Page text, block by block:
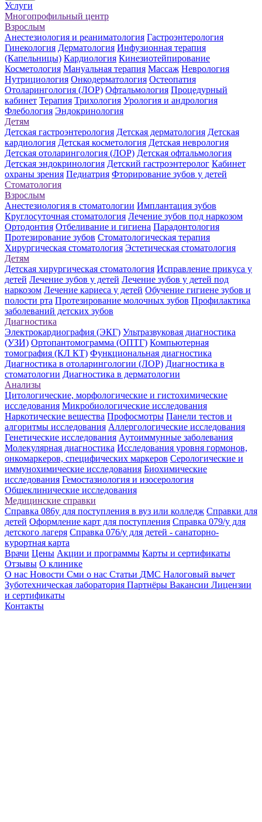
Услуги
Многопрофильный центр
Взрослым
Анестезиология и реаниматология Гастроэнтерология
Гинекология Дерматология Инфузионная терапия
(Капельницы) Кардиология Кинезиотейпирование
Косметология Мануальная терапия Массаж Неврология
Нутрициология Онкодерматология Остеопатия
Отоларингология (ЛОР) Офтальмология Процедурный
кабинет Терапия Трихология Урология и андрология
Флебология Эндокринология
Детям
Детская гастроэнтерология Детская дерматология Детская
кардиология Детская косметология Детская неврология
Детская отоларингология (ЛОР) Детская офтальмология
Детская эндокринология Детский гастроэнтеролог Кабинет
охраны зрения Педиатрия Фторирование зубов у детей
Стоматология
Взрослым
Анестезиология в стоматологии Имплантация зубов
Круглосуточная стоматология Лечение зубов под наркозом
Ортодонтия Отбеливание и гигиена Парадонтология
Протезирование зубов Стоматологическая терапия
Хирургическая стоматология Эстетическая стоматология
Детям
Детская хирургическая стоматология Исправление прикуса у
детей Лечение зубов у детей Лечение зубов у детей под
наркозом Лечение кариеса у детей Обучение гигиене зубов и
полости рта Протезирование молочных зубов Профилактика
заболеваний детских зубов
Диагностика
Электрокардиография (ЭКГ) Ультразвуковая диагностика
(УЗИ) Ортопантомограмма (ОПТГ) Компьютерная
томография (КЛ КТ) Функциональная диагностика
Диагностика в отоларингологии (ЛОР) Диагностика в
стоматологии Диагностика в дерматологии
Анализы
Цитологические, морфологические и гистохимические
исследования Микробиологические исследования
Наркотические вещества Профосмотры Панели тестов и
алгоритмы исследования Аллергологические исследования
Генетические исследования Аутоиммунные заболевания
Молекулярная диагностика Исследования уровня гормонов,
онкомаркеров, специфических маркеров Серологические и
иммунохимические исследования Биохимические
исследования Гемостазиология и изосерология
Общеклинические исследования
Медицинские справки
Справка 086у для поступления в вуз или колледж Справки для
детей Оформление карт для поступления Справка 079/у для
детского лагеря Справка 076/у для детей - санаторно-
курортная карта
Врачи Цены Акции и программы Карты и сертификаты
Отзывы О клинике
О нас Новости Сми о нас Статьи ДМС Налоговый вычет
Зуботехническая лаборатория Партнёры Вакансии Лицензии
и сертификаты
Контакты